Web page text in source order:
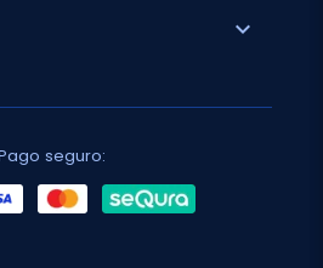
expand_more
seguro: